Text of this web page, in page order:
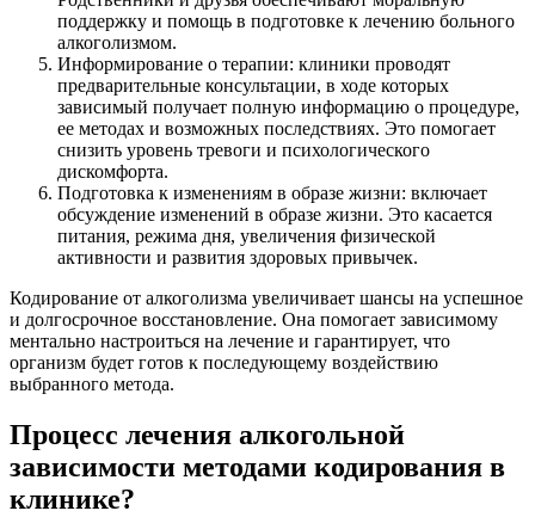
поддержку и помощь в подготовке к лечению больного
алкоголизмом.
Информирование о терапии: клиники проводят
предварительные консультации, в ходе которых
зависимый получает полную информацию о процедуре,
ее методах и возможных последствиях. Это помогает
снизить уровень тревоги и психологического
дискомфорта.
Подготовка к изменениям в образе жизни: включает
обсуждение изменений в образе жизни. Это касается
питания, режима дня, увеличения физической
активности и развития здоровых привычек.
Кодирование от алкоголизма увеличивает шансы на успешное
и долгосрочное восстановление. Она помогает зависимому
ментально настроиться на лечение и гарантирует, что
организм будет готов к последующему воздействию
выбранного метода.
Процесс лечения алкогольной
зависимости методами кодирования в
клинике?